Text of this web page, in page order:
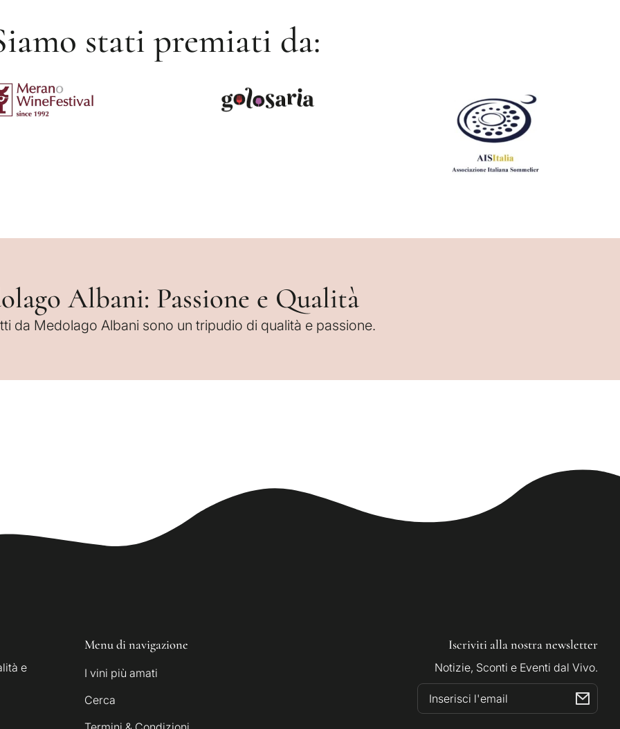
stati premiati da:
Albani: Passione e Qualità
da Medolago Albani sono un tripudio di qualità e passione.
e
Menu di navigazione
I vini più amati
Cerca
Iscriviti alla nostra newsletter
Notizie, Sconti e Eventi dal Vivo.
Indirizzo
email